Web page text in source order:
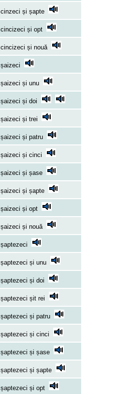
cinzeci și șapte
cincizeci și opt
cincizeci și nouă
șaizeci
șaizeci și unu
șaizeci și doi
șaizeci și trei
șaizeci și patru
șaizeci și cinci
șaizeci și șase
șaizeci și șapte
șaizeci și opt
șaizeci și nouă
șaptezeci
șaptezeci și unu
șaptezeci și doi
șaptezeci șit rei
șaptezeci și patru
șaptezeci și cinci
șaptezeci și șase
șaptezeci și șapte
șaptezeci și opt